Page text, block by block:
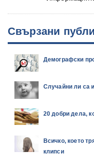
Свързани
Демографски
Случайни ли са
20 добри дела,
Всичко, което
клипси